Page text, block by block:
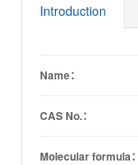
66-5
14-8
Introduction
Name：
CAS No.：
Molecular formula：